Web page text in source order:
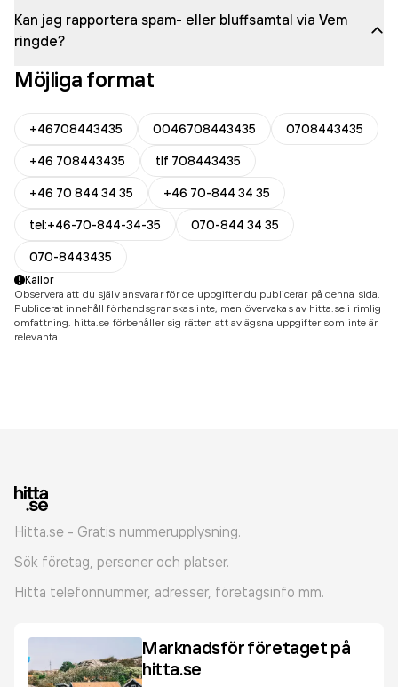
Kan jag rapportera spam- eller bluffsamtal via Vem
ringde?
Möjliga format
+46708443435 0046708443435
0708443435
+46 708443435
tlf 708443435
+46 70 844 34 35
+46 70-844 34 35
tel:+46-70-844-34-35
070-844 34 35
070-8443435
Källor
Observera att du själv ansvarar för de uppgifter du publicerar på denna sida.
Publicerat innehåll förhandsgranskas inte, men övervakas av hitta.se i rimlig
omfattning. hitta.se förbehåller sig rätten att avlägsna uppgifter som inte är
relevanta.
Hitta.se - Gratis nummerupplysning.
Sök företag, personer och platser.
Hitta telefonnummer, adresser, företagsinfo mm.
Marknadsför företaget på
hitta.se